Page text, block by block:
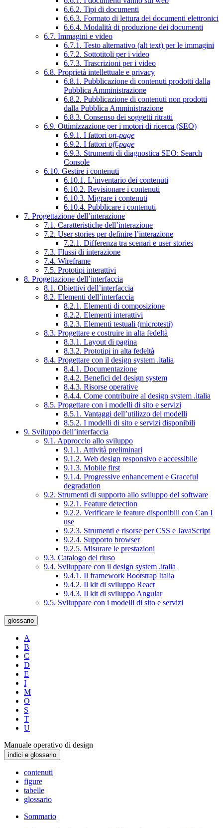
6.6.2. Tipi di documenti
6.6.3. Formato di lettura dei documenti elettronici
6.6.4. Modalità di produzione dei documenti
6.7. Immagini e video
6.7.1. Testo alternativo (alt text) per le immagini
6.7.2. Sottotitoli per i video
6.7.3. Trascrizioni per i video
6.8. Proprietà intellettuale e privacy
6.8.1. Pubblicazione di contenuti prodotti dalla
Pubblica Amministrazione
6.8.2. Pubblicazione di contenuti non prodotti
dalla Pubblica Amministrazione
6.8.3. Consenso dei soggetti ritratti
6.9. Ottimizzazione per i motori di ricerca (SEO)
6.9.1. I fattori on-page
6.9.2. I fattori off-page
6.9.3. Strumenti di diagnostica SEO: Search
Console
6.10. Gestire i contenuti
6.10.1. L’inventario dei contenuti
6.10.2. Revisionare i contenuti
6.10.3. Migrare i contenuti
6.10.4. Pubblicare i contenuti
7. Progettazione dell’interazione
7.1. Caratteristiche dell’interazione
7.2. User stories per definire l’interazione
7.2.1. Differenza tra scenari e user stories
7.3. Flussi di interazione
7.4. Wireframe
7.5. Prototipi interattivi
8. Progettazione dell’interfaccia
8.1. Obiettivi dell’interfaccia
8.2. Elementi dell’interfaccia
8.2.1. Elementi di composizione
8.2.2. Elementi interattivi
8.2.3. Elementi testuali (microtesti)
8.3. Progettare e costruire in alta fedeltà
8.3.1. Layout di pagina
8.3.2. Prototipi in alta fedeltà
8.4. Progettare con il design system .italia
8.4.1. Documentazione
8.4.2. Benefici del design system
8.4.3. Risorse operative
8.4.4. Come contribuire al design system .italia
8.5. Progettare con i modelli di sito e servizi
8.5.1. Vantaggi dell’utilizzo dei modelli
8.5.2. I modelli di sito e servizi disponibili
9. Sviluppo dell’interfaccia
9.1. Approccio allo sviluppo
9.1.1. Attività preliminari
9.1.2. Web design responsivo e accessibile
9.1.3. Mobile first
9.1.4. Progressive enhancement e Graceful
degradation
9.2. Strumenti di supporto allo sviluppo del software
9.2.1. Feature detection
9.2.2. Verificare le feature disponibili con Can I
use
9.2.3. Strumenti e risorse per CSS e JavaScript
9.2.4. Supporto browser
9.2.5. Misurare le prestazioni
9.3. Catalogo del riuso
9.4. Sviluppare con il design system .italia
9.4.1. Il framework Bootstrap Italia
9.4.2. Il kit di sviluppo React
9.4.3. Il kit di sviluppo Angular
9.5. Sviluppare con i modelli di sito e servizi
glossario
A
B
C
D
E
I
M
O
S
T
U
Manuale operativo di design
indici e glossario
contenuti
figure
tabelle
glossario
Sommario